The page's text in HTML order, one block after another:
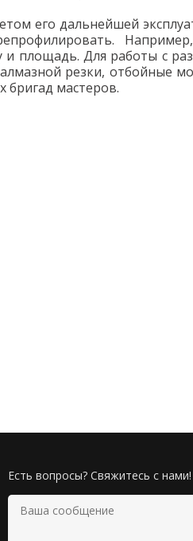
его дальнейшей
площадь. Для работы с
резки, отбойные
бригад мастеров.
Есть вопросы? Свяжитесь с нами!